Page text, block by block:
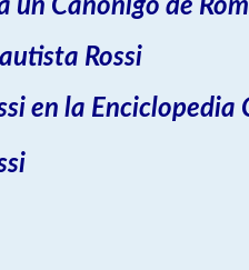
un Canónigo de
Rossi
en la Enciclopedia